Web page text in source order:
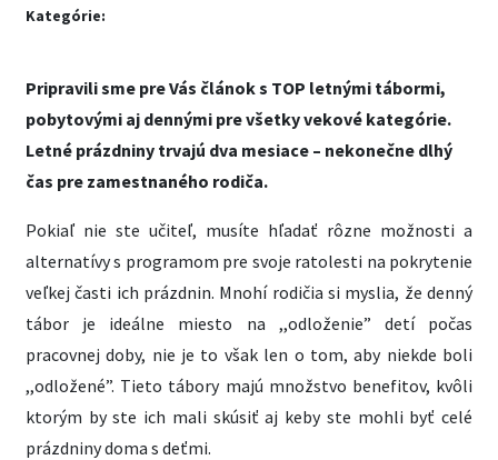
Kategórie:
Pripravili sme pre Vás článok s TOP letnými tábormi,
pobytovými aj dennými pre všetky vekové kategórie.
Letné prázdniny trvajú dva mesiace – nekonečne dlhý
čas pre zamestnaného rodiča.
Pokiaľ nie ste učiteľ, musíte hľadať rôzne možnosti a
alternatívy s programom pre svoje ratolesti na pokrytenie
veľkej časti ich prázdnin. Mnohí rodičia si myslia, že denný
tábor je ideálne miesto na ,,odloženie” detí počas
pracovnej doby, nie je to však len o tom, aby niekde boli
,,odložené”. Tieto tábory majú množstvo benefitov, kvôli
ktorým by ste ich mali skúsiť aj keby ste mohli byť celé
prázdniny doma s deťmi.